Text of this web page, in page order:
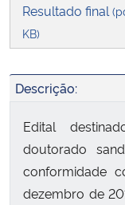
Resultado final
KB)
Descrição:
Edital
doutorado
conformidade
dezembro de